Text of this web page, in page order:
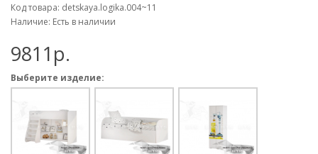
Код товара: detskaya.logika.004~11
Наличие: Есть в наличии
9811p.
Выберите изделие: